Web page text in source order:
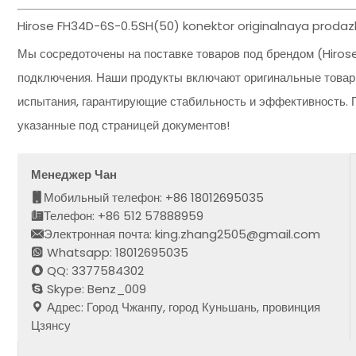
Hirose FH34D-6S-0.5SH(50) konektor originalnaya
Мы сосредоточены на поставке товаров под брендом
подключения. Наши продукты включают оригинальные
испытания, гарантирующие стабильность и
указанные под страницей документов!
Менеджер Чан
Мобильный телефон: +86 18012695035
Телефон: +86 512 57888959
Электронная почта: king.zhang2505@gmail.com
Whatsapp: 18012695035
QQ: 3377584302
Skype: Benz_009
Адрес: Город Чжанпу, город Куньшань, провинция
Цзянсу